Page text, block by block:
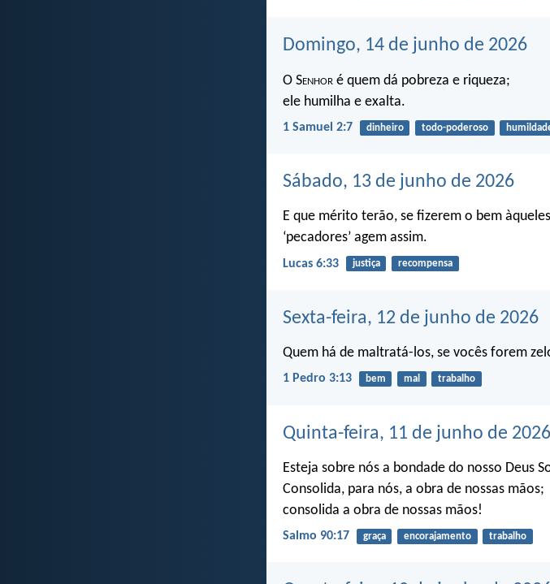
Domingo, 14 de junho de 2026
O Senhor é quem dá pobreza e riqueza;
ele humilha e exalta.
1 Samuel 2:7 dinheiro todo-poderoso
Sábado, 13 de junho de 2026
E que mérito terão, se fizerem o bem
‘pecadores’ agem assim.
Lucas 6:33 justiça recompensa
Sexta-feira, 12 de junho de 2026
Quem há de maltratá-los, se vocês forem
1 Pedro 3:13 bem mal trabalho
Quinta-feira, 11 de junho de 2026
Esteja sobre nós a bondade do nosso Deus
Consolida, para nós, a obra de nossas mãos;
consolida a obra de nossas mãos!
Salmo 90:17 graça encorajamento trabalho